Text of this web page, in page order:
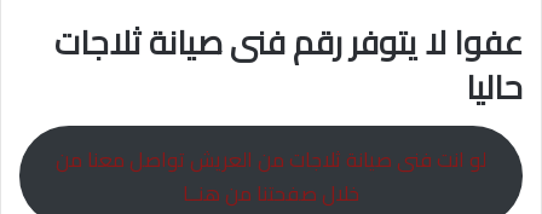
عفوا لا يتوفر رقم فنى صيانة ثلاجات
حاليا
لو انت فنى صيانة ثلاجات من العريش تواصل معنا من
خلال صفحتنا من هنــا